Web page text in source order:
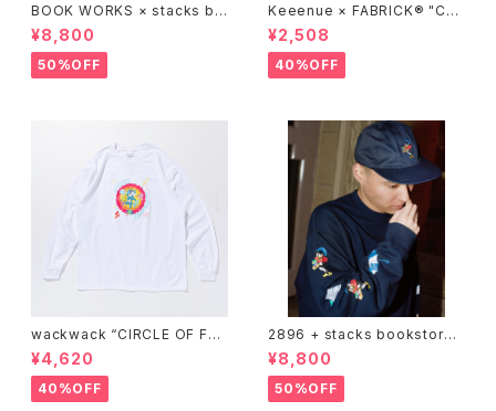
BOOK WORKS × stacks bo
okstore "Jimbocho Beat Li
brary zip up hood"
¥8,800
50%OFF
Keeenue × FABRICK®︎ "CO
MPACT SHOPPING BAG" st
acks Exclusive model
¥2,508
40%OFF
wackwack “CIRCLE OF FRI
ENDS” L/S TEE
¥4,620
40%OFF
2896 + stacks bookstore
"wackwack" Sweatshirts
¥8,800
50%OFF